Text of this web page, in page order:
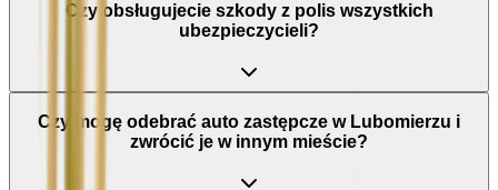
Czy obsługujecie szkody z polis wszystkich
ubezpieczycieli?
Czy mogę odebrać auto zastępcze w Lubomierzu i
zwrócić je w innym mieście?